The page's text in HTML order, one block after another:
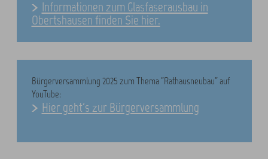
Informationen zum Glasfaserausbau in
Obertshausen finden Sie hier.
Bürgerversammlung 2025 zum Thema "Rathausneubau" auf
YouTube:
Hier geht's zur Bürgerversammlung